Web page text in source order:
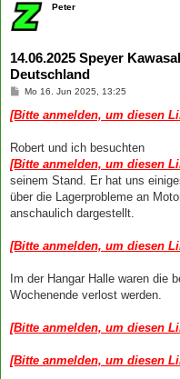
Peter
14.06.2025 Speyer
Deutschland
B
i
t
a
Mo 16. Jun 2025, 13:25
[Bitte anmelden, um diesen
Robert und ich besuchten
[Bitte anmelden, um diesen
seinem Stand. Er hat uns
über die Lagerprobleme an
anschaulich dargestellt.
[Bitte anmelden, um diesen
Im der Hangar Halle waren die
Wochenende verlost werden.
[Bitte anmelden, um diesen
[Bitte anmelden, um diesen